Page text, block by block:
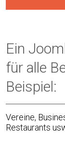
Ein
für alle
Beispiel:
Vereine,
Restaurants